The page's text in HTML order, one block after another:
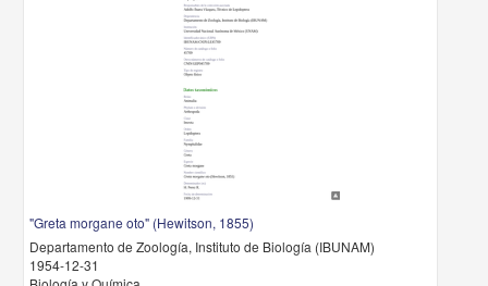
"Greta morgane oto" (Hewitson, 1855)
Departamento de Zoología, Instituto de Biología (IBUNAM)
1954-12-31